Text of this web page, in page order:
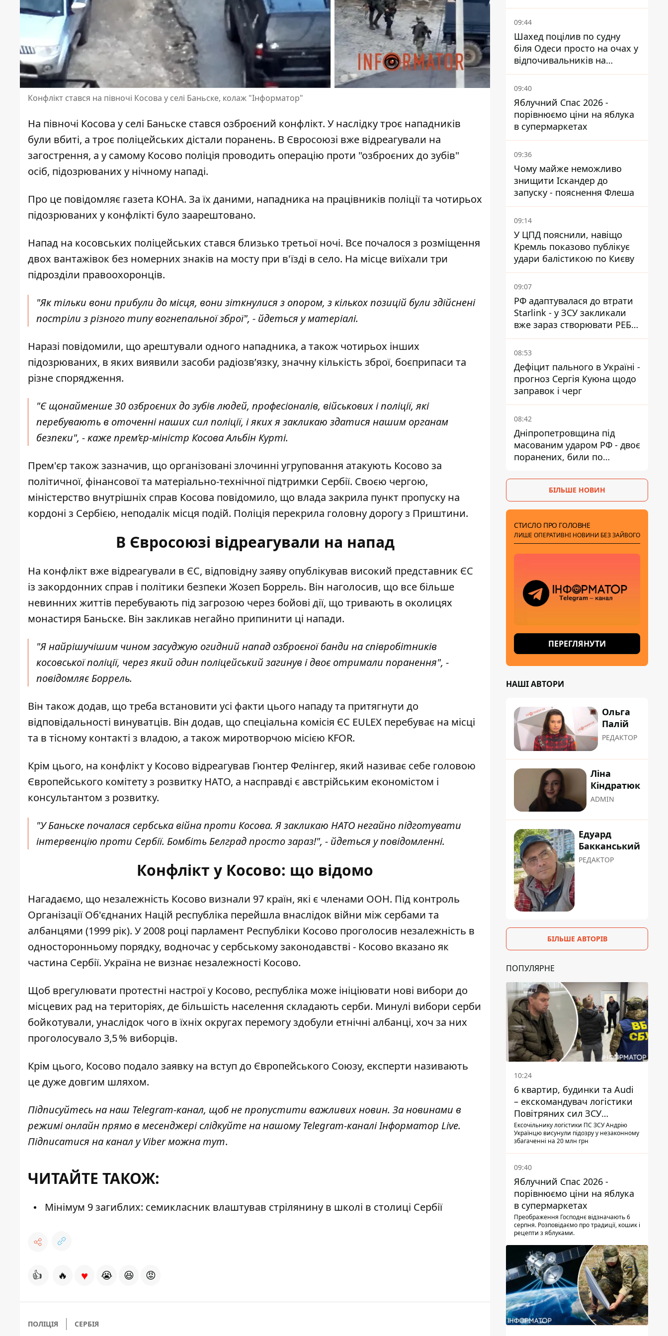
Конфлікт стався на півночі Косова у селі Баньске, колаж "Інформатор"
На півночі Косова у селі Баньске стався озброєний конфлікт. У наслідку троє нападників
були вбиті, а троє поліцейських дістали поранень. В Євросоюзі вже відреагували на
загострення, а у самому Косово поліція проводить операцію проти "озброєних до зубів"
осіб, підозрюваних у нічному нападі.
Про це повідомляє газета KOHA. За їх даними, нападника на працівників поліціїта чотирьох
підозрюваних у конфлікті було заарештовано.
Напад на косовських поліцейських стався близько третьої ночі. Все почалося з розміщення
двох вантажівок без номерних знаків на мосту при в'їзді в село. На місце виїхали три
підрозділи правоохоронців.
"Як тільки вони прибули до місця, вони зіткнулися з опором, з кількох позицій були здійснені
постріли з різного типу вогнепальної зброї", - йдеться у матеріалі.
Наразі повідомили, що арештували одного нападника, а також чотирьох інших
підозрюваних, в яких виявили засоби радіозв’язку, значну кількість зброї, боєприпаси та
різне спорядження.
"Є щонайменше 30 озброєних до зубів людей, професіоналів, військових і поліції, які
перебувають в оточенні наших сил поліції, і яких я закликаю здатися нашим органам
безпеки", - каже прем’єр-міністр Косова Альбін Курті.
Прем'єр також зазначив, що організовані злочинні угруповання атакують Косово за
політичної, фінансової та матеріально-технічної підтримки Сербії. Своєю чергою,
міністерство внутрішніх справ Косова повідомило, що влада закрила пункт пропуску на
кордоні з Сербією, неподалік місця подій. Поліція перекрила головну дорогу з Приштини.
В Євросоюзі відреагували на напад
На конфлікт вже відреагували в ЄС, відповідну заяву опублікував високий представник ЄС
із закордонних справ і політики безпеки Жозеп Боррель. Він наголосив, що все більше
невинних життів перебувають під загрозою через бойові дії, що тривають в околицях
монастиря Баньске. Він закликав негайно припинити ці напади.
"Я найрішучішим чином засуджую огидний напад озброєної банди на співробітників
косовської поліції, через який один поліцейський загинув і двоє отримали поранення", -
повідомляє Боррель.
Він також додав, що треба встановити усі факти цього нападу та притягнути до
відповідальності винуватців. Він додав, що спеціальна комісія ЄС EULEX перебуває на місці
та в тісному контакті з владою, а також миротворчою місією KFOR.
Крім цього, на конфлікт у Косово відреагував Гюнтер Фелінгер, який називає себе головою
Європейського комітету з розвитку НАТО, а насправді є австрійським економістом і
консультантом з розвитку.
"У Баньске почалася сербська війна проти Косова. Я закликаю НАТО негайно підготувати
інтервенцію проти Сербії. Бомбіть Белград просто зараз!", - йдеться у повідомленні.
Конфлікт у Косово: що відомо
Нагадаємо, що незалежність Косово визнали 97 країн, які є членами ООН. Під контроль
Організації Об'єднаних Націй республіка перейшла внаслідок війни між сербами та
албанцями (1999 рік). У 2008 році парламент Республіки Косово проголосив незалежність в
односторонньому порядку, водночас у сербському законодавстві - Косово вказано як
частина Сербії. Україна не визнає незалежності Косово.
Щоб врегулювати протестні настрої у Косово, республіка може ініціювати нові вибори до
місцевих рад на територіях, де більшість населення складають серби. Минулі вибори серби
бойкотували, унаслідок чого в їхніх округах перемогу здобули етнічні албанці, хоч за них
проголосувало 3,5 % виборців.
Крім цього, Косово подало заявку на вступ до Європейського Союзу, експерти називають
це дуже довгим шляхом.
Підписуйтесь на наш Telegram-канал, щоб не пропустити важливих новин. За новинами в
режимі онлайн прямо в месенджері слідкуйте на нашому Telegram-каналіІнформатор Live.
Підписатися на канал у Viber можнатут.
ЧИТАЙТЕ ТАКОЖ:
Мінімум 9 загиблих: семикласник влаштував стрілянину в школі в столиці Сербії
👍 🔥 ♥ 😭 😆 😡
ПОЛІЦІЯ СЕРБІЯ
09:44
Шахед поцілив по судну
біля Одеси просто на очах у
відпочивальників на
переповненому пляжі
09:40
Яблучний Спас 2026 -
порівнюємо ціни на яблука
в супермаркетах
09:36
Чому майже неможливо
знищити Іскандер до
запуску - пояснення Флеша
09:14
У ЦПД пояснили, навіщо
Кремль показово публікує
удари балістикою по Києву
09:07
РФ адаптувалася до втрати
Starlink - у ЗСУ закликали
вже зараз створювати РЕБ
проти нової загрози
08:53
Дефіцит пального в Україні -
прогноз Сергія Куюна щодо
заправок і черг
08:42
Дніпропетровщина під
масованим ударом РФ - двоє
поранених, били по
Синельниківщині
БІЛЬШЕ НОВИН
СТИСЛО ПРО ГОЛОВНЕ
ЛИШЕ ОПЕРАТИВНІ НОВИНИ БЕЗ ЗАЙВОГО
ПЕРЕГЛЯНУТИ
НАШІ АВТОРИ
Ольга
Палій
РЕДАКТОР
Ліна
Кіндратюк
ADMIN
Едуард
Бакканський
РЕДАКТОР
БІЛЬШЕ АВТОРІВ
ПОПУЛЯРНЕ
10:24
6 квартир, будинки та Audi
– екскомандувач логістики
Повітряних сил ЗСУ
отримав нову підозру
Ексочільнику логістики ПС ЗСУ Андрію
Українцю висунули підозру у незаконному
збагаченні на 20 млн грн
09:40
Яблучний Спас 2026 -
порівнюємо ціни на яблука
в супермаркетах
Преображення Господнє відзначають 6
серпня. Розповідаємо про традиції, кошик і
рецепти з яблуками.